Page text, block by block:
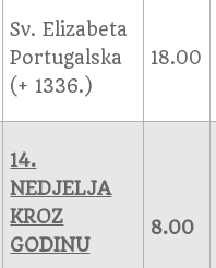
Sv. Elizabeta
Portugalska
(+ 1336.)
18.00
14.
NEDJELJA
KROZ
GODINU
8.00